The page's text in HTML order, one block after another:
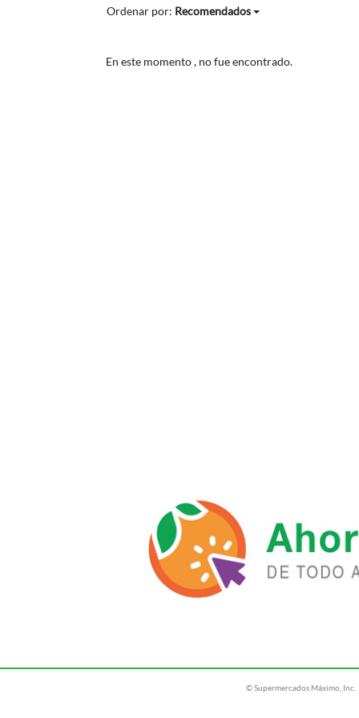
Ordenar por: Recomendados
En este momento, no fue encontrado.
© Supermercados Máximo, Inc.